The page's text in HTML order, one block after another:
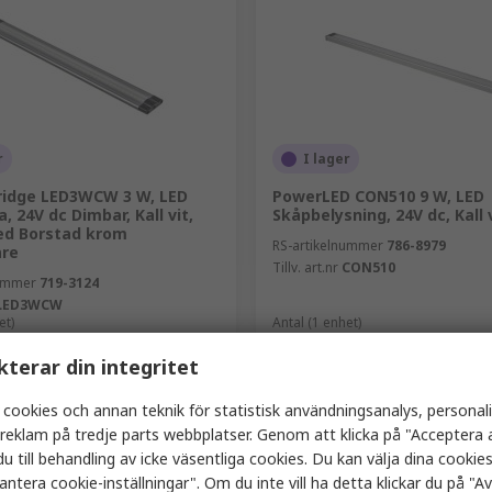
LED3WCW 3 W, LED
24V dc Dimbar, Kall vit,
Borstad krom
719-3124
Lägg i korgen
I lager
PowerLED CON510 9 W, LED
Skåpbelysning, 24V dc, Kall
RS-artikelnummer 786-8979
Tillv. art.nr CON510
Antal (1 enhet)
Lägg i korgen
din integritet
cookies och annan teknik för statistisk användningsanalys,
på tredje parts webbplatser. Genom att klicka på "Acceptera
till behandling av icke väsentliga cookies. Du kan välja dina
cookie-inställningar". Om du inte vill ha detta klickar du på